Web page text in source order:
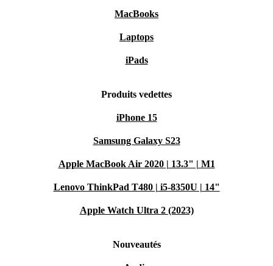
MacBooks
Laptops
iPads
Produits vedettes
iPhone 15
Samsung Galaxy S23
Apple MacBook Air 2020 | 13.3" | M1
Lenovo ThinkPad T480 | i5-8350U | 14"
Apple Watch Ultra 2 (2023)
Nouveautés